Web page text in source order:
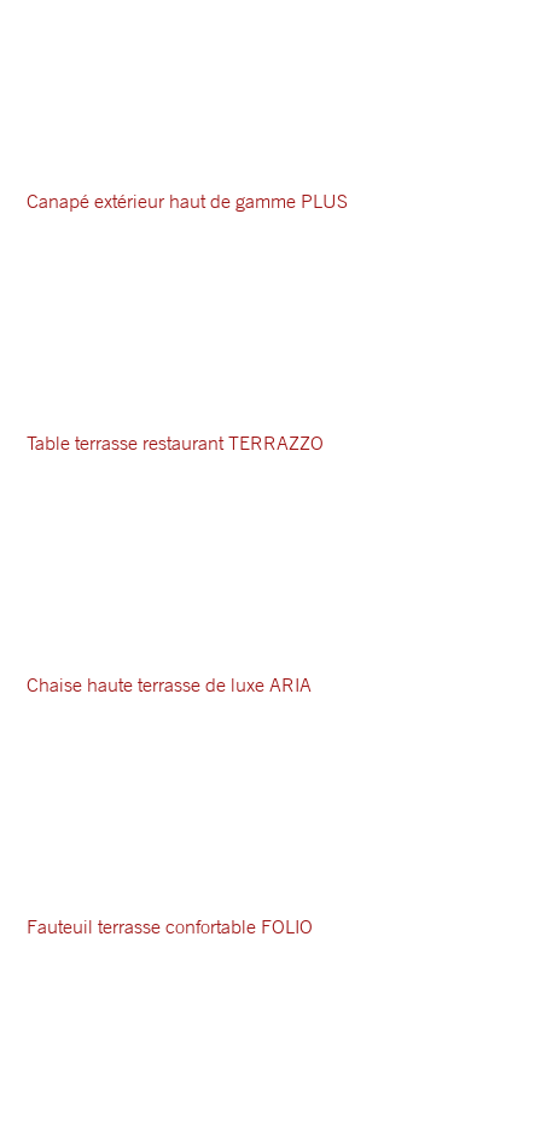
Canapé extérieur haut de gamme PLUS
Table terrasse restaurant TERRAZZO
Chaise haute terrasse de luxe ARIA
Fauteuil terrasse confortable FOLIO